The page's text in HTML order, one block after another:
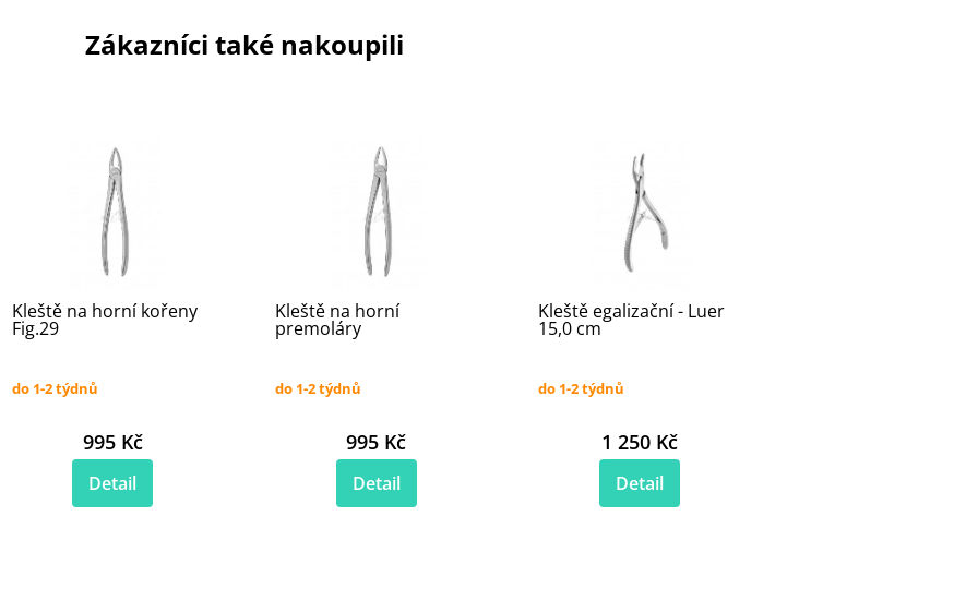
Zákazníci také nakoupili
Kleště na horní kořeny
Fig.29
do 1-2 týdnů
995 Kč
Detail
Kleště na horní
premoláry
do 1-2 týdnů
995 Kč
Detail
Kleště egalizační - Luer
15,0 cm
do 1-2 týdnů
1 250 Kč
Detail